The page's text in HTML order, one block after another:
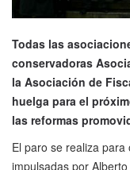
Todas las
conservadoras
la Asociación de
huelga para el
las reformas
El paro se realiza
impulsadas por